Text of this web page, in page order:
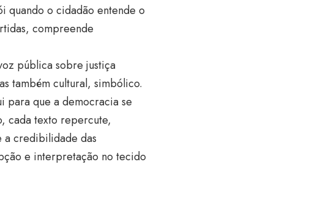
quando o cidadão entende o
compreende
pública sobre justiça
também cultural, simbólico.
para que a democracia se
cada texto repercute,
a credibilidade das
e interpretação no tecido